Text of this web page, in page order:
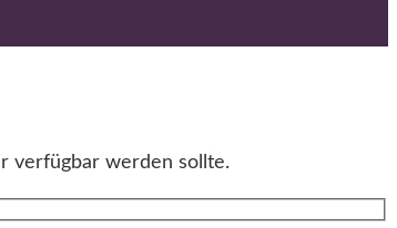
verfügbar werden sollte.